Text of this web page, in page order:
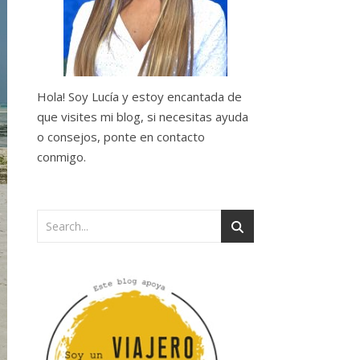
Hola! Soy Lucía y estoy encantada de
que visites mi blog, si necesitas ayuda
o consejos, ponte en contacto
conmigo.